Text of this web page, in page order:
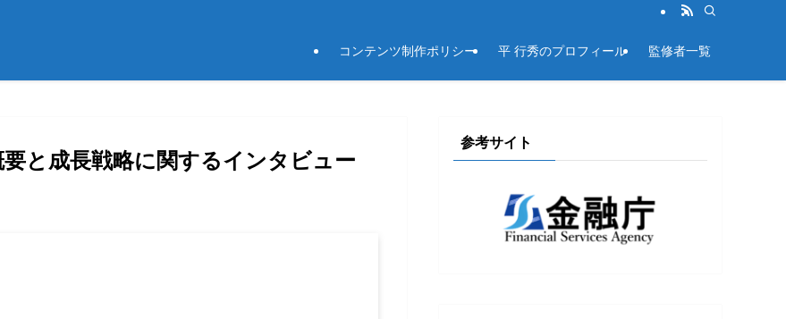
コンテンツ制作ポリシー 平 行秀のプロフィール 監修者一覧
と成長戦略に関するインタビュー
参考サイト